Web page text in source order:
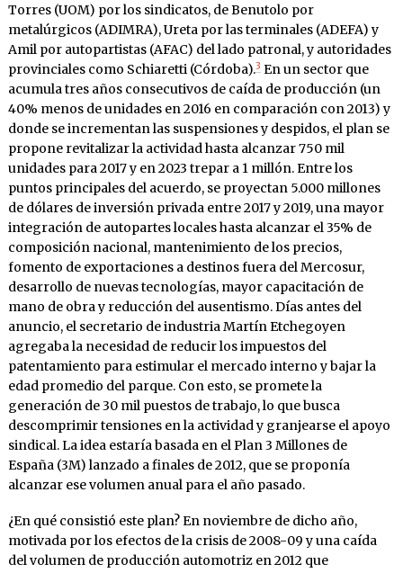
Torres (UOM) por los sindicatos, de Benutolo por
metalúrgicos (ADIMRA), Ureta por las terminales (ADEFA) y
Amil por autopartistas (AFAC) del lado patronal, y autoridades
provinciales como Schiaretti (Córdoba).3En un sector que
acumula tres años consecutivos de caída de producción (un
40% menos de unidades en 2016 en comparación con 2013) y
donde se incrementan las suspensiones y despidos, el plan se
propone revitalizar la actividad hasta alcanzar 750 mil
unidades para 2017 y en 2023 trepar a 1 millón. Entre los
puntos principales del acuerdo, se proyectan 5.000 millones
de dólares de inversión privada entre 2017 y 2019, una mayor
integración de autopartes locales hasta alcanzar el 35% de
composición nacional, mantenimiento de los precios,
fomento de exportaciones a destinos fuera del Mercosur,
desarrollo de nuevas tecnologías, mayor capacitación de
mano de obra y reducción del ausentismo. Días antes del
anuncio, el secretario de industria Martín Etchegoyen
agregaba la necesidad de reducir los impuestos del
patentamiento para estimular el mercado interno y bajar la
edad promedio del parque. Con esto, se promete la
generación de 30 mil puestos de trabajo, lo que busca
descomprimir tensiones en la actividad y granjearse el apoyo
sindical. La idea estaría basada en el Plan 3 Millones de
España (3M) lanzado a finales de 2012, que se proponía
alcanzar ese volumen anual para el año pasado.
¿En qué consistió este plan? En noviembre de dicho año,
motivada por los efectos de la crisis de 2008-09 y una caída
del volumen de producción automotriz en 2012 que